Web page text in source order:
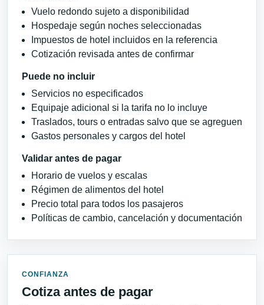
Vuelo redondo sujeto a disponibilidad
Hospedaje según noches seleccionadas
Impuestos de hotel incluidos en la referencia
Cotización revisada antes de confirmar
Puede no incluir
Servicios no especificados
Equipaje adicional si la tarifa no lo incluye
Traslados, tours o entradas salvo que se agreguen
Gastos personales y cargos del hotel
Validar antes de pagar
Horario de vuelos y escalas
Régimen de alimentos del hotel
Precio total para todos los pasajeros
Políticas de cambio, cancelación y documentación
CONFIANZA
Cotiza antes de pagar